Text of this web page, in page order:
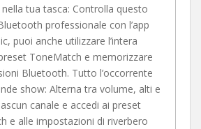
tua tasca: Controlla questo
professionale con l’app
puoi anche utilizzare l’intera
ToneMatch e memorizzare
Bluetooth. Tutto l’occorrente
show: Alterna tra volume, alti e
canale e accedi ai preset
e alle impostazioni di riverbero